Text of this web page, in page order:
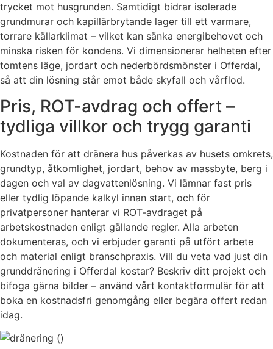
trycket mot husgrunden. Samtidigt bidrar isolerade
grundmurar och kapillärbrytande lager till ett varmare,
torrare källarklimat – vilket kan sänka energibehovet och
minska risken för kondens. Vi dimensionerar helheten efter
tomtens läge, jordart och nederbördsmönster i Offerdal,
så att din lösning står emot både skyfall och vårflod.
Pris, ROT-avdrag och offert –
tydliga villkor och trygg garanti
Kostnaden för att dränera hus påverkas av husets omkrets,
grundtyp, åtkomlighet, jordart, behov av massbyte, berg i
dagen och val av dagvattenlösning. Vi lämnar fast pris
eller tydlig löpande kalkyl innan start, och för
privatpersoner hanterar vi ROT-avdraget på
arbetskostnaden enligt gällande regler. Alla arbeten
dokumenteras, och vi erbjuder garanti på utfört arbete
och material enligt branschpraxis. Vill du veta vad just din
grunddränering i Offerdal kostar? Beskriv ditt projekt och
bifoga gärna bilder – använd vårt kontaktformulär för att
boka en kostnadsfri genomgång eller begära offert redan
idag.